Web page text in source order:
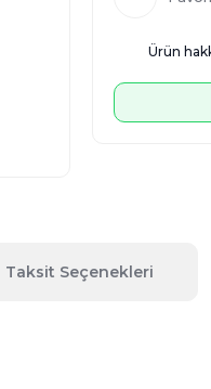
Ürün
Taksit Seçenekleri